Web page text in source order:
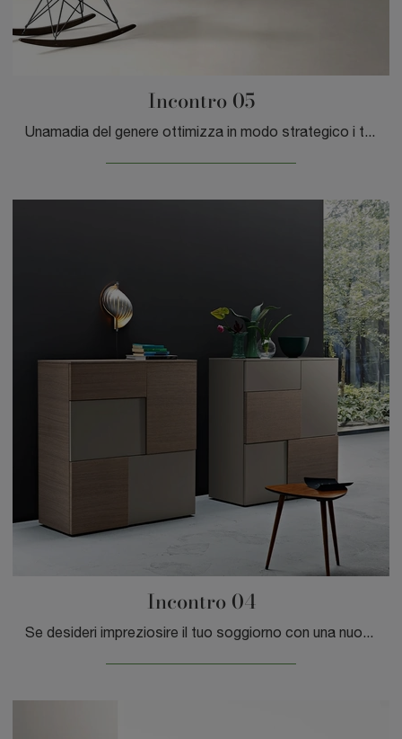
Incontro 05
Unamadia del genere ottimizza in modo strategico i tuoi locali arricchendone l'estetica: contattaci e scopri come dare vita a un'atmosfera di grande ...
Incontro 04
Se desideri impreziosire il tuo soggiorno con una nuova madia, nel nostro portale ti aspetta un ricco catalogo di Arredamento Casa in legno dei ...